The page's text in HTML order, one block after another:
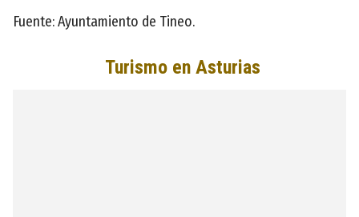
Fuente: Ayuntamiento de Tineo.